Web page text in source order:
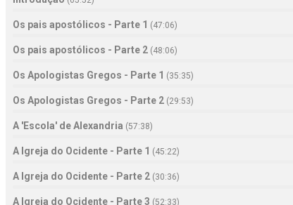
Os pais apostólicos - Parte 1 (47:06)
Os pais apostólicos - Parte 2 (48:06)
Os Apologistas Gregos - Parte 1 (35:35)
Os Apologistas Gregos - Parte 2 (29:53)
A 'Escola' de Alexandria (57:38)
A Igreja do Ocidente - Parte 1 (45:22)
A Igreja do Ocidente - Parte 2 (30:36)
A Igreja do Ocidente - Parte 3 (52:33)